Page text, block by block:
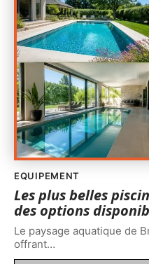
EQUIPEMENT
Les plus belles
des options
Le paysage aquatique de
offrant…